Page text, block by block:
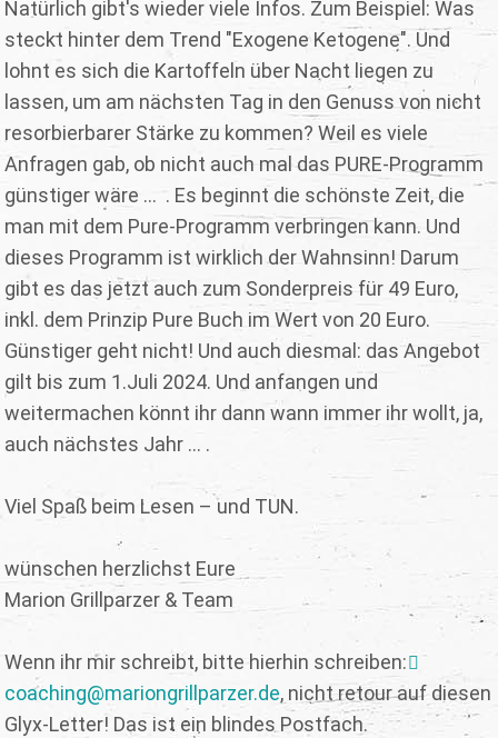
Natürlich gibt's wieder viele Infos. Zum Beispiel: Was
steckt hinter dem Trend "Exogene Ketogene". Und
lohnt es sich die Kartoffeln über Nacht liegen zu
lassen, um am nächsten Tag in den Genuss von nicht
resorbierbarer Stärke zu kommen? Weil es viele
Anfragen gab, ob nicht auch mal das PURE-Programm
günstiger wäre ... . Es beginnt die schönste Zeit, die
man mit dem Pure-Programm verbringen kann. Und
dieses Programm ist wirklich der Wahnsinn! Darum
gibt es das jetzt auch zum Sonderpreis für 49 Euro,
inkl. dem Prinzip Pure Buch im Wert von 20 Euro.
Günstiger geht nicht! Und auch diesmal: das Angebot
gilt bis zum 1.Juli 2024. Und anfangen und
weitermachen könnt ihr dann wann immer ihr wollt, ja,
auch nächstes Jahr ... .
Viel Spaß beim Lesen – und TUN.
wünschen herzlichst Eure
Marion Grillparzer & Team
Wenn ihr mir schreibt, bitte hierhin schreiben:
coaching@mariongrillparzer.de, nicht retour auf diesen
Glyx-Letter! Das ist ein blindes Postfach.